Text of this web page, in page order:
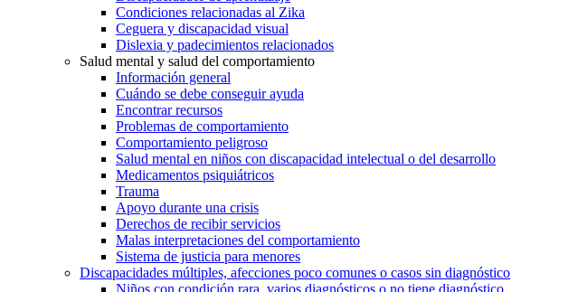
Condiciones relacionadas al Zika
Ceguera y discapacidad visual
Dislexia y padecimientos relacionados
Salud mental y salud del comportamiento
Información general
Cuándo se debe conseguir ayuda
Encontrar recursos
Problemas de comportamiento
Comportamiento peligroso
Salud mental en niños con discapacidad intelectual o del desarrollo
Medicamentos psiquiátricos
Trauma
Apoyo durante una crisis
Derechos de recibir servicios
Malas interpretaciones del comportamiento
Sistema de justicia para menores
Discapacidades múltiples, afecciones poco comunes o casos sin diagnóstico
Niños con condición rara, varios diagnósticos o no tiene diagnóstico